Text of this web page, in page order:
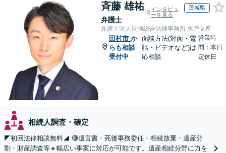
斉藤 雄祐
弁護士
インタビュ
ーを見る
茨城県
弁護士法人長瀬総合法律事務所 水戸支所
田村市 か
らも相談
受付中
面談方法(対面・電
話・ビデオなど)は
応相談
営業時
間：本日
定休日
相続人調査・確定
◤初回法律相談無料◢ 🔴遺言書・死後事務委任・相続放棄・遺産分
割・財産調査等🔸幅広い事案に対応が可能です。遺産相続分野に力を